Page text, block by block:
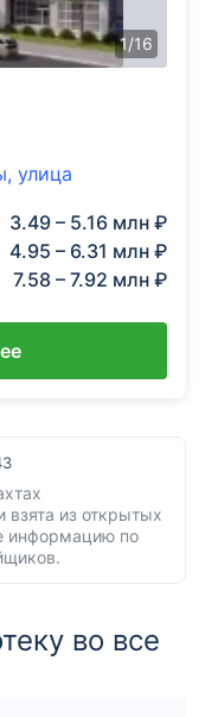
1/16
улица
3.49 – 5.16 млн ₽
4.95 – 6.31 млн ₽
7.58 – 7.92 млн ₽
взята из открытых
информацию по
во все